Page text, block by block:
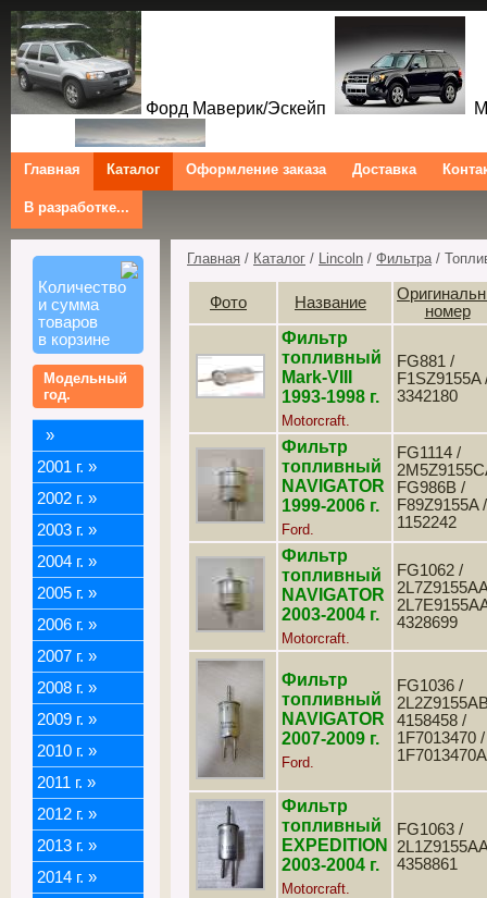
Форд Маверик/Эскейп
Трибют
Ford Maverick/Escape
Tribute Ford Kuga/Escape
Главная Каталог Оформление заказа Доставка
В разработке...
Количество
и сумма
товаров
в корзине
Модельный
год.
»
2001 г. »
2002 г. »
2003 г. »
2004 г. »
2005 г. »
2006 г. »
2007 г. »
2008 г. »
2009 г. »
2010 г. »
2011 г. »
2012 г. »
2013 г. »
2014 г. »
Главная / Каталог / Lincoln / Фильтра/
Фото Название
номер
Фильтр
топливный
Mark-VIII
1993-1998 г.
Motorcraft.
FG881 /
F1SZ9155A
3342180
Фильтр
топливный
NAVIGATOR
1999-2006 г.
Ford.
FG1114 /
FG986B /
F89Z9155A /
1152242
Фильтр
топливный
NAVIGATOR
2003-2004 г.
Motorcraft.
FG1062 /
4328699
Фильтр
топливный
NAVIGATOR
2007-2009 г.
Ford.
FG1036 /
4158458 /
1F7013470 /
1F7013470A
Фильтр
топливный
EXPEDITION
2003-2004 г.
Motorcraft.
FG1063 /
4358861